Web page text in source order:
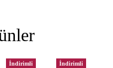
İndirimli İndirimli